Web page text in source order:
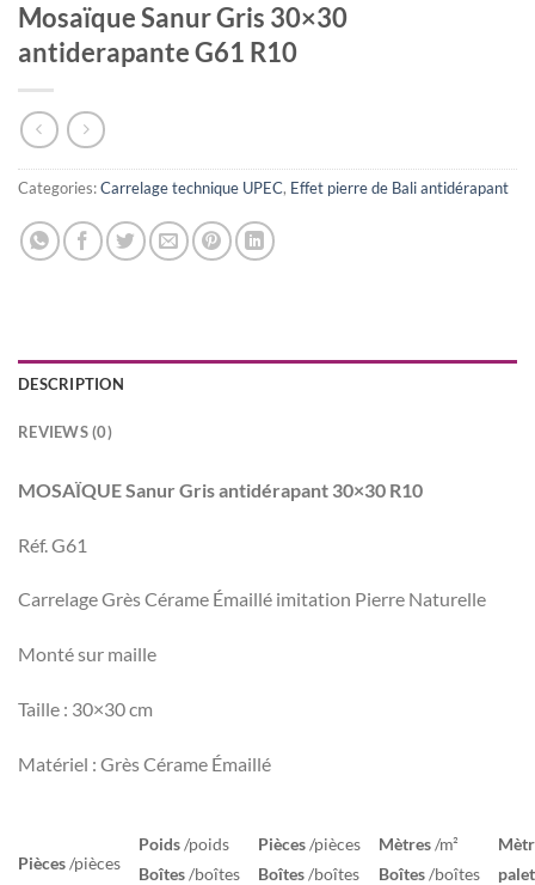
Mosaïque Sanur Gris 30×30
antiderapante G61 R10
Categories:Carrelage technique UPEC, Effet pierre de Bali antidérapant
DESCRIPTION
REVIEWS (0)
MOSAÏQUE Sanur Gris antidérapant 30×30 R10
Réf. G61
Carrelage Grès Cérame Émaillé imitation Pierre Naturelle
Monté sur maille
Taille : 30×30 cm
Matériel : Grès Cérame Émaillé
Pièces/pièces
Poids/poids
Boîtes/boîtes
Pièces/pièces
Boîtes/boîtes
Mètres/m²
Boîtes/boîtes